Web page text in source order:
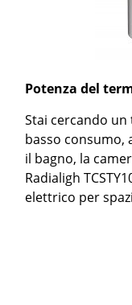
Potenza del
Stai cercando
basso consumo,
il bagno, la
Radialigh
elettrico per